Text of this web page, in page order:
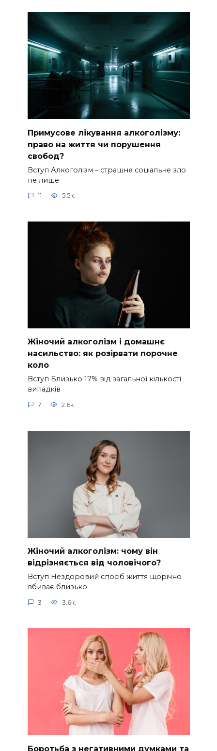
Примусове лікування алкоголізму:
право на життя чи порушення
свобод?
Вступ Алкоголізм – страшне соціальне зло
не лише
11 5.5к.
Жіночий алкоголізм і домашнє
насильство: як розірвати порочне
коло
Вступ Близько 17% від загальної кількості
випадків
7 2.6к.
Жіночий алкоголізм: чому він
відрізняється від чоловічого?
Вступ Нездоровий спосіб життя щорічно
вбиває близько
3 3.6к.
Боротьба з негативними думками та